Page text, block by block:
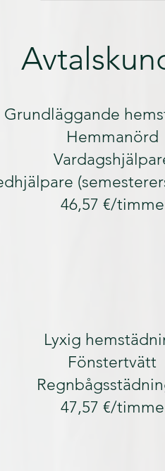
Grundläggande
Hemmanörd
46,57 €/timme
Lyxig
Fönstertvätt
47,57 €/timme